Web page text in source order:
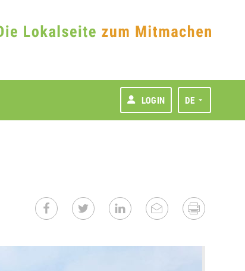
LOGIN DE